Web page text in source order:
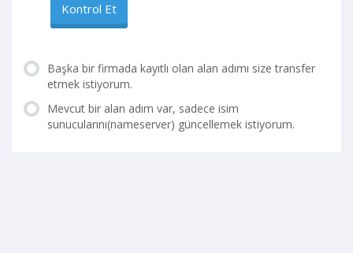
Kontrol Et
Başka bir firmada kayıtlı olan alan adımı size transfer
etmek istiyorum.
Mevcut bir alan adım var, sadece isim
sunucularını(nameserver) güncellemek istiyorum.